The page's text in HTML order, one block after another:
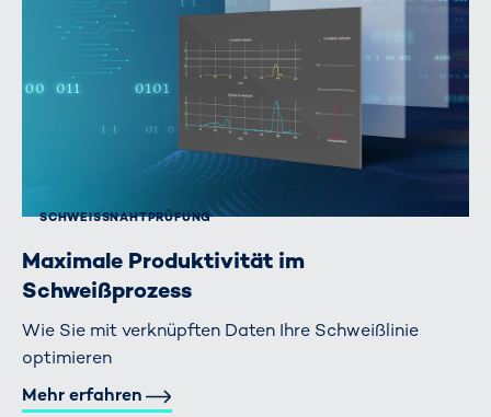
SCHWEISSNAHTPRÜFUNG
Maximale Produktivität im
Schweißprozess
Wie Sie mit verknüpften Daten Ihre Schweißlinie
optimieren
Mehr erfahren